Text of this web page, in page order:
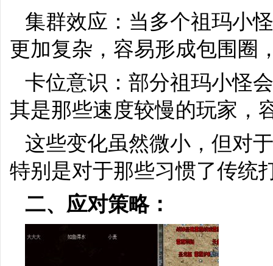
集群效应：当多个祖玛小
更加复杂，容易形成包围圈
卡位意识：部分祖玛小怪
其是那些速度较慢的玩家，
这些变化虽然微小，但对
特别是对于那些习惯了传统
二、应对策略：